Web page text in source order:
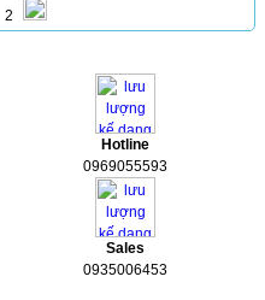
2
Hotline
0969055593
Sales
0935006453